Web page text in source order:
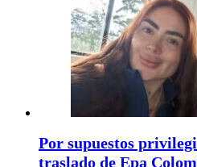
Por supuestos
traslado de Epa